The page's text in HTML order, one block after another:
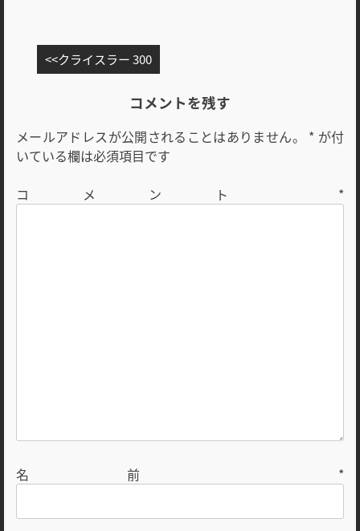
稿
ゲ
ー
ョ
クライスラー 300
コメントを残す
メールアドレスが公開されることはありません。 * が付
いている欄は必須項目です
コメント *
名前 *